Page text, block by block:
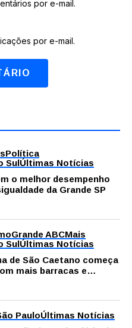
por e-mail.
por e-mail.
Política
SulÚltimas Notícias
o melhor desempenho
da Grande SP
Grande ABCMais
SulÚltimas Notícias
de São Caetano começa
mais barracas e
e atrações
PauloÚltimas Notícias